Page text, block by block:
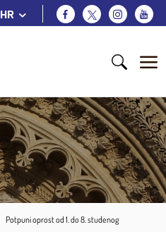
HR
Potpuni oprost od 1. do 8. studenog